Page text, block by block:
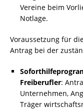
Vereine beim
Notlage.
Voraussetzung für
Antrag bei der
Freiberufler:
Unternehmen,
Träger